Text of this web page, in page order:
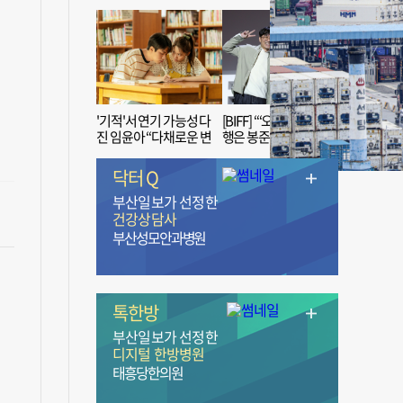
'기적'서 연기 가능성 다
진 임윤아 “다채로운 변
[BIFF] “‘오징어 게임’ 흥
행은 봉준호 감독 ‘1인
치 장벽’ 무너진 순간”
닥터 Q
부산일보가 선정한
건강상담사
부산성모안과병원
톡한방
부산일보가 선정한
디지털 한방병원
태흥당한의원